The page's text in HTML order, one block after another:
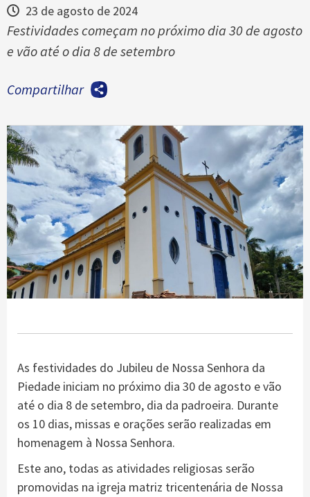
23 de agosto de 2024
Festividades começam no próximo dia 30 de agosto
e vão até o dia 8 de setembro
Compartilhar
As festividades do Jubileu de Nossa Senhora da
Piedade iniciam no próximo dia 30 de agosto e vão
até o dia 8 de setembro, dia da padroeira. Durante
os 10 dias, missas e orações serão realizadas em
homenagem à Nossa Senhora.
Este ano, todas as atividades religiosas serão
promovidas na igreja matriz tricentenária de Nossa